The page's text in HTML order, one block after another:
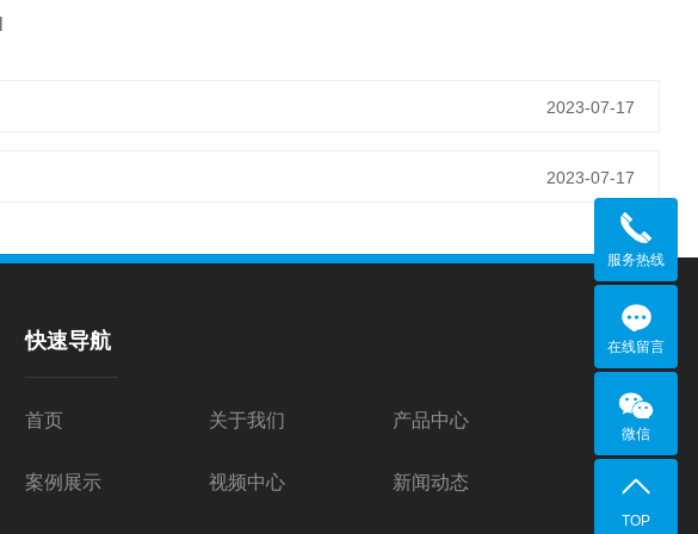
2023-07-17
2023-07-17
快速导航
首页 关于我们 产品中心
案例展示 视频中心 新闻动态
服务热线
在线留言
微信
TOP